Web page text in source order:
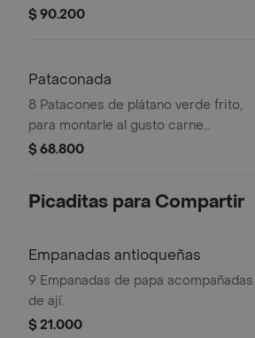
chorizo, morcilla, empanaditas de
tomate, con guacamole, ají pique y
$ 90.200
Pataconada
8 Patacones de plátano verde frito,
para montarle al gusto carne
desmechada y trocitos de chicharrón,
$ 68.800
Picaditas para Compartir
Empanadas antioqueñas
9 Empanadas de papa acompañadas
de ají.
$ 21.000